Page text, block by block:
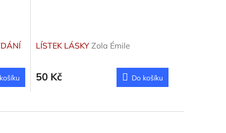
LÍSTEK LÁSKY Zola Émile
50 Kč Do košíku